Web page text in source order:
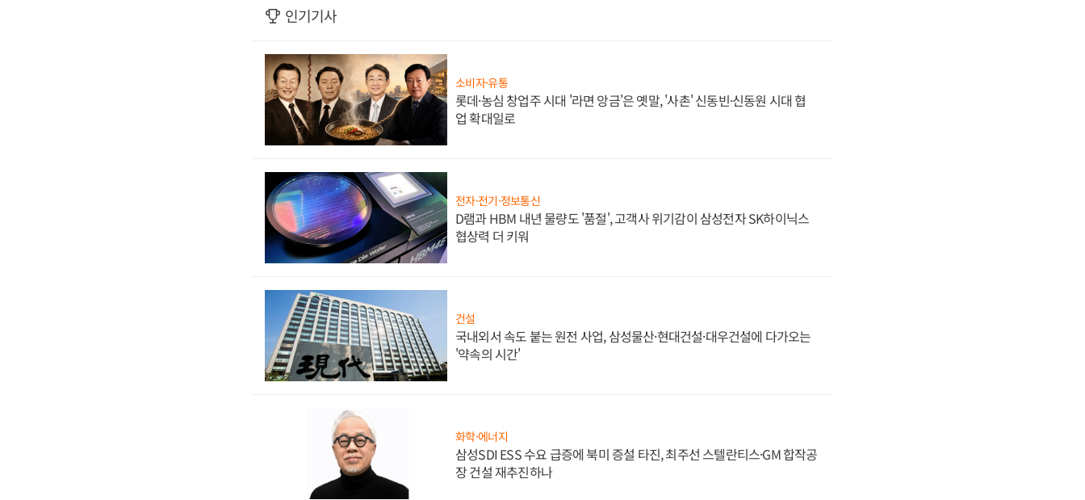
인기기사
소비자·유통
롯데·농심 창업주 시대 '라면 앙금'은 옛말, '사촌' 신동빈·신동원 시대 협
업 확대일로
전자·전기·정보통신
D램과 HBM 내년 물량도 '품절', 고객사 위기감이 삼성전자 SK하이닉스
협상력 더 키워
건설
국내외서 속도 붙는 원전 사업, 삼성물산·현대건설·대우건설에 다가오는
'약속의 시간'
화학·에너지
삼성SDI ESS 수요 급증에 북미 증설 타진, 최주선 스텔란티스·GM 합작공
장 건설 재추진하나